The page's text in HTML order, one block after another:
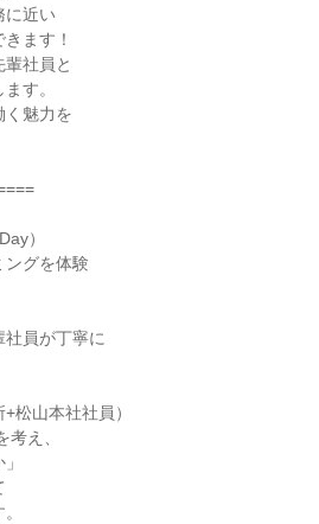
に近い
ます！
社員と
す。
く魅力を
）
ングを体験
員が丁寧に
松山本社社員）
考え、